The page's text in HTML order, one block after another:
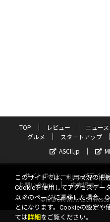
TOP レビュー ニュース
グルメ
スタートアップ
ASCII.jp
サイトポリシー プライバ
お問い合わせ
広告掲載
©KADOKAWA ASCII
このサイトでは、利用状況の把
Cookieを使用してアクセスデー
以降のページに遷移した場合、
とになります。Cookieの設定や
ては詳細 をご覧ください。